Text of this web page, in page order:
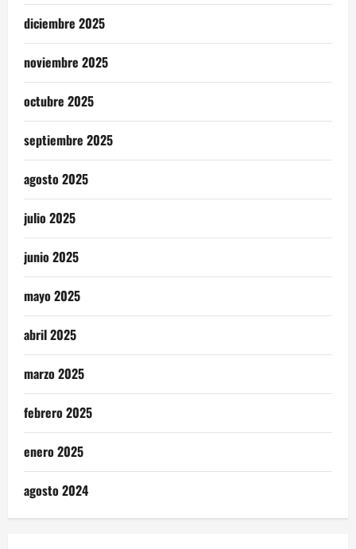
diciembre 2025
noviembre 2025
octubre 2025
septiembre 2025
agosto 2025
julio 2025
junio 2025
mayo 2025
abril 2025
marzo 2025
febrero 2025
enero 2025
agosto 2024